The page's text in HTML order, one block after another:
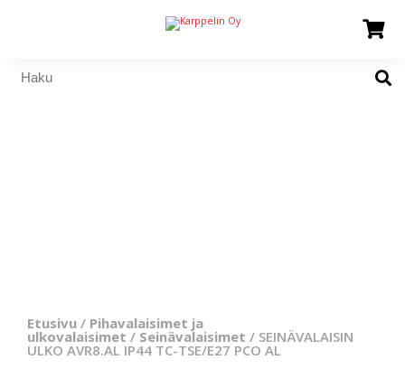
Etusivu / Pihavalaisimet ja
ulkovalaisimet / Seinävalaisimet / SEINÄVALAISIN
ULKO AVR8.AL IP44 TC-TSE/E27 PCO AL